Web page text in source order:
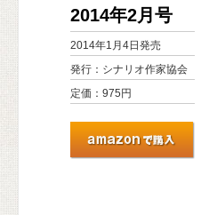
2014年2月号
2014年1月4日発売
発行：シナリオ作家協会
定価：975円